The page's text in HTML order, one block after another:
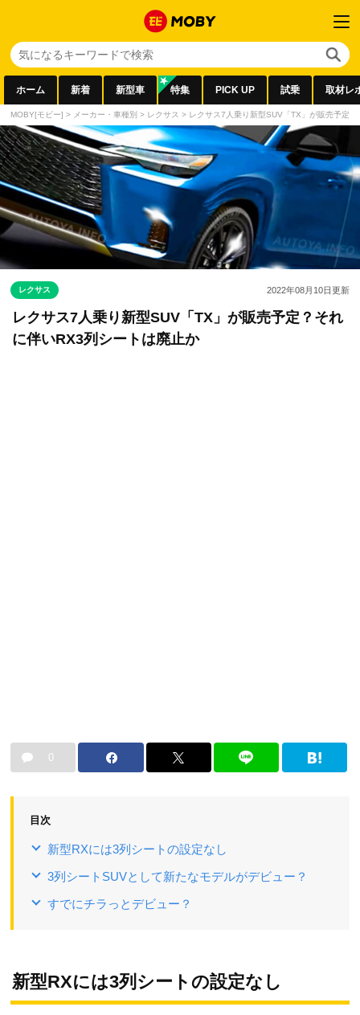
ホーム 新着 新型車 特集 PICK UP 試乗 取材レ
MOBY[モビー] > メーカー・車種別 > レクサス > レクサス7人乗り新型SUV「TX」が販売予定
レクサス 2022年08月10日更新
レクサス7人乗り新型SUV「TX」が販売予定？それ
に伴いRX3列シートは廃止か
0
目次
新型RXには3列シートの設定なし
3列シートSUVとして新たなモデルがデビュー？
すでにチラっとデビュー？
新型RXには3列シートの設定なし